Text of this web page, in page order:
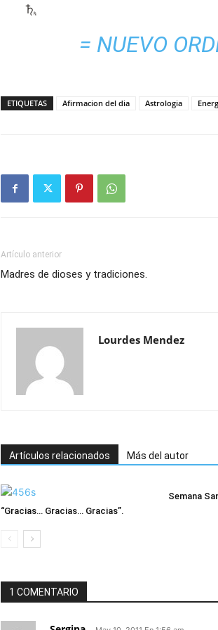
= NUEVO
ETIQUETAS Afirmacion del dia Astrologia
Artículo anterior
Madres de dioses y tradiciones.
Lourdes Mendez
Artículos relacionados Más del autor
“Gracias… Gracias… Gracias”.
Semana
1 COMENTARIO